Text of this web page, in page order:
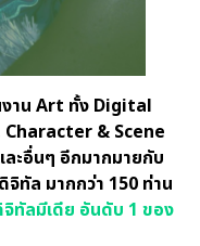
งาน Art ทั้ง Digital
& Scene
ะอื่นๆ อีกมากมายกับ
จิทัล มากกว่า 150 ท่าน
ทัลมีเดีย อันดับ 1 ของ